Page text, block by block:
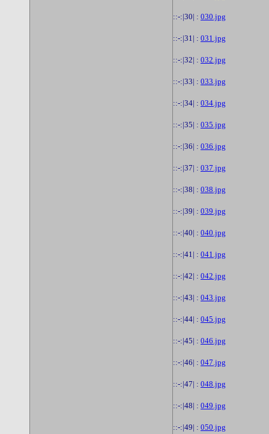
::-:|30| : 030.jpg
::-:|31| : 031.jpg
::-:|32| : 032.jpg
::-:|33| : 033.jpg
::-:|34| : 034.jpg
::-:|35| : 035.jpg
::-:|36| : 036.jpg
::-:|37| : 037.jpg
::-:|38| : 038.jpg
::-:|39| : 039.jpg
::-:|40| : 040.jpg
::-:|41| : 041.jpg
::-:|42| : 042.jpg
::-:|43| : 043.jpg
::-:|44| : 045.jpg
::-:|45| : 046.jpg
::-:|46| : 047.jpg
::-:|47| : 048.jpg
::-:|48| : 049.jpg
::-:|49| : 050.jpg